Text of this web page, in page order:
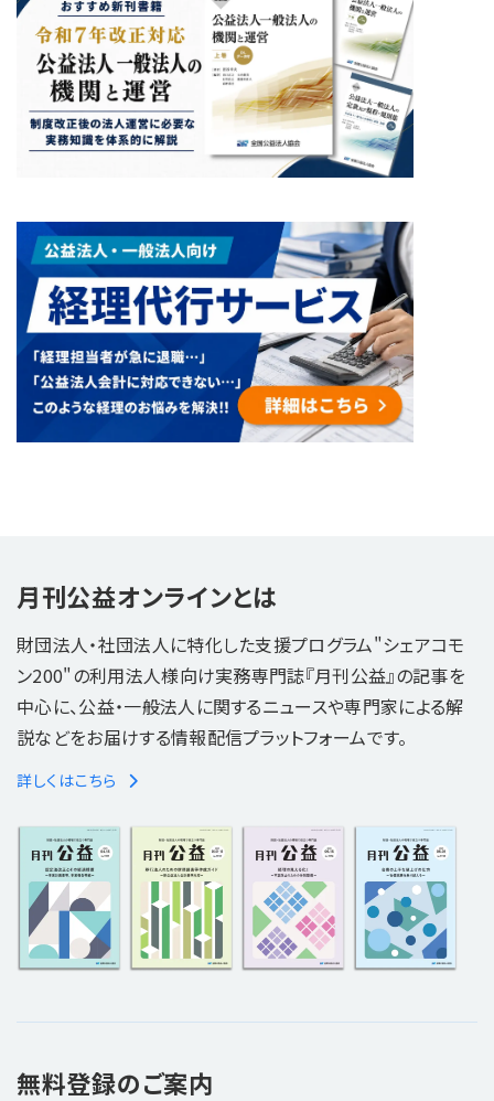
月刊公益オンラインとは
財団法人・社団法人に特化した支援プログラム"シェアコモ
ン200"の利用法人様向け実務専門誌『月刊公益』の記事を
中心に、公益・一般法人に関するニュースや専門家による解
説などをお届けする情報配信プラットフォームです。
詳しくはこちら
無料登録のご案内